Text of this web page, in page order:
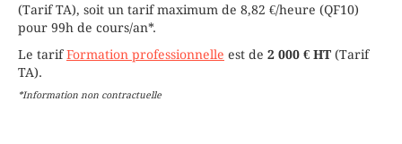
(Tarif TA), soit un tarif maximum de 8,82 €/heure (QF10)
pour 99h de cours/an*.
Le tarifFormation professionnelle est de 2 000 € HT (Tarif
TA).
*Information non contractuelle